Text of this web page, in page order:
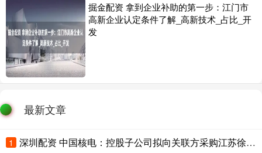
掘金配资 拿到企业补助的第一步：江门市
高新企业认定条件了解_高新技术_占比_开
发
最新文章
1 深圳配资 中国核电：控股子公司拟向关联方采购江苏徐圩核能供热发电厂一期工程高温堆承包服务 立项金额103.22亿元